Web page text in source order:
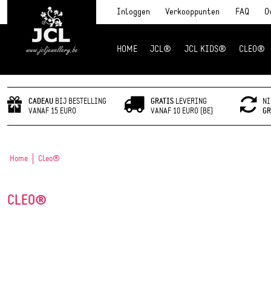
Inloggen Verkooppunten FAQ
HOME JCL® JCL KIDS® CLEO®
CADEAU BIJ BESTELLING
VANAF 15 EURO
GRATISLEVERING
VANAF 10 EURO (BE)
Home Cleo®
CLEO®